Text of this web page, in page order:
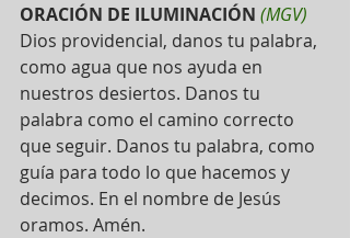
ORACIÓN DE ILUMINACIÓN (MGV)
Dios providencial, danos tu palabra,
como agua que nos ayuda en
nuestros desiertos. Danos tu
palabra como el camino correcto
que seguir. Danos tu palabra, como
guía para todo lo que hacemos y
decimos. En el nombre de Jesús
oramos. Amén.